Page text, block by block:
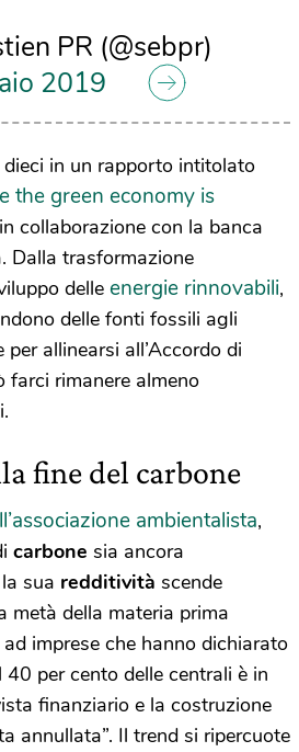
PR (@sebpr)
2019
in un rapporto intitolato
the green economy is
collaborazione con la banca
Dalla trasformazione
delle energie rinnovabili,
delle fonti fossili agli
allinearsi all’Accordo di
farci rimanere almeno
fine del carbone
ambientalista,
carbone sia ancora
sua redditività scende
metà della materia prima
imprese che hanno dichiarato
40 per cento delle centrali è in
finanziario e la costruzione
annullata”. Il trend si ripercuote